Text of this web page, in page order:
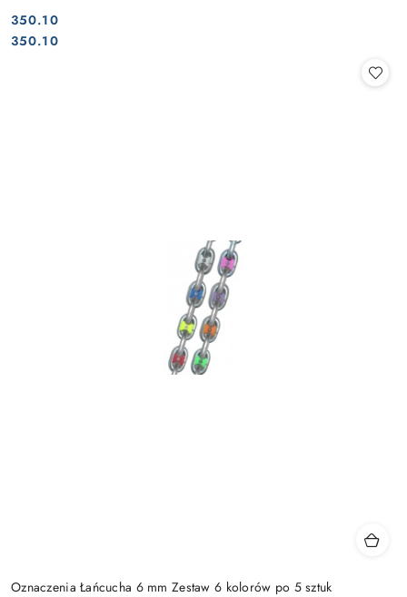
Cena:
350.10
Cena:
350.10
Oznaczenia Łańcucha 6 mm Zestaw 6 kolorów po 5 sztuk